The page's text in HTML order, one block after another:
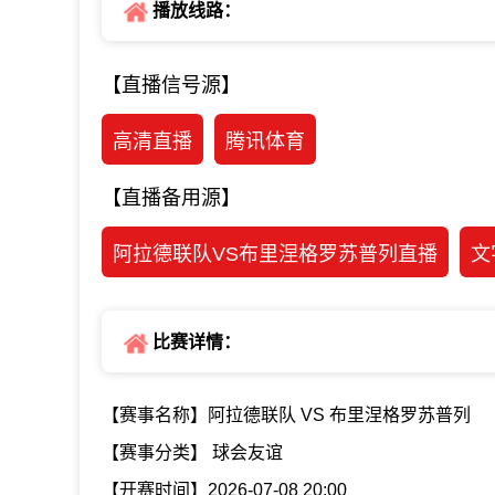
播放线路：
【直播信号源】
高清直播 腾讯体育
【直播备用源】
阿拉德联队VS布里涅格罗苏普列直播 文
比赛详情：
【赛事名称】阿拉德联队 VS 布里涅格罗苏普列
【赛事分类】 球会友谊
【开赛时间】2026-07-08 20:00